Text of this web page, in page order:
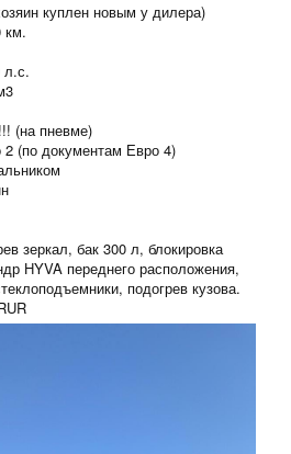
куплен новым у дилера)
км.
л.с.
(на пневме)
2 (по документам Евро 4)
зеркал, бак 300 л, блокировка
HYVA переднего расположения,
подогрев кузова.